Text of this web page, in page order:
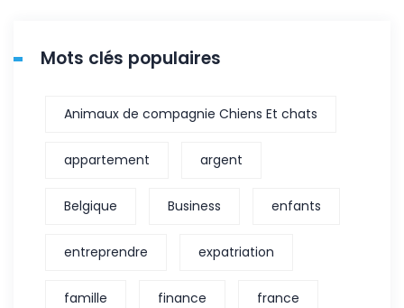
Mots clés populaires
Animaux de compagnie Chiens Et chats
appartement argent
Belgique Business enfants
entreprendre expatriation
famille finance france